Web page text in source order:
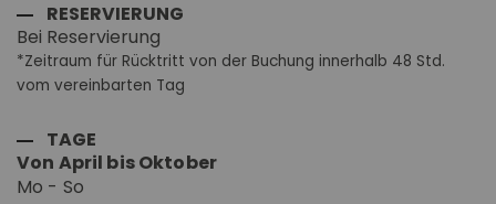
RESERVIERUNG
Bei Reservierung
*Zeitraum für Rücktritt von der Buchung innerhalb 48 Std.
vom vereinbarten Tag
TAGE
Von April bis Oktober
Mo - So